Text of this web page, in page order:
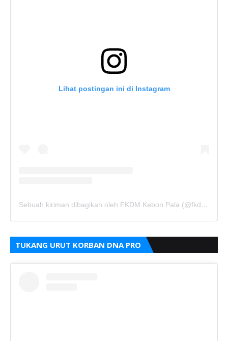
Lihat postingan ini di Instagram
Sebuah kiriman dibagikan oleh FKDM Kebon Pala (@fkdm_kebonpala)
TUKANG URUT KORBAN DNA PRO